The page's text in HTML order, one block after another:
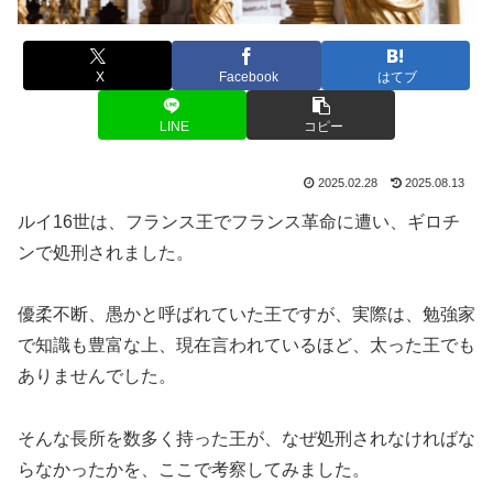
X Facebook はてブ
LINE コピー
2025.02.28 2025.08.13
ルイ16世は、フランス王でフランス革命に遭い、ギロチ
ンで処刑されました。
優柔不断、愚かと呼ばれていた王ですが、実際は、勉強家
で知識も豊富な上、現在言われているほど、太った王でも
ありませんでした。
そんな長所を数多く持った王が、なぜ処刑されなければな
らなかったかを、ここで考察してみました。